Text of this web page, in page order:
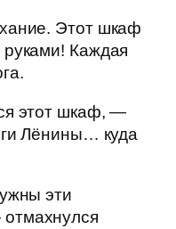
Этот шкаф
Каждая
этот шкаф, —
Лёнины… куда
эти